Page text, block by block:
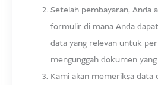
Setelah pembayaran, Anda
formulir di mana Anda
data yang relevan untuk
mengunggah dokumen
Kami akan memeriksa data